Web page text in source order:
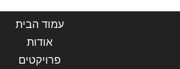
עמוד הבית
אודות
פרויקטים